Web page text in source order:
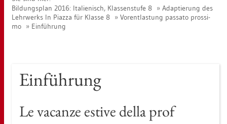
Bil­dungs­plan 2016: Ita­lie­nisch, Klas­sen­stu­fe 8
Ad­ap­tie­rung des
Lehr­werks In Piaz­za für Klas­se 8
Vor­ent­las­tung pas­sa­to pros­si­
mo
Ein­füh­rung
Ein­füh­rung
Le va­can­ze es­ti­ve della prof